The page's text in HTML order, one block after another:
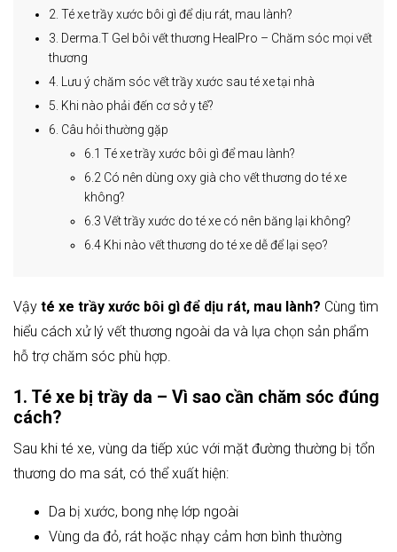
2. Té xe trầy xước bôi gì để dịu rát, mau lành?
3. Derma.T Gel bôi vết thương HealPro – Chăm sóc mọi vết
thương
4. Lưu ý chăm sóc vết trầy xước sau té xe tại nhà
5. Khi nào phải đến cơ sở y tế?
6. Câu hỏi thường gặp
6.1 Té xe trầy xước bôi gì để mau lành?
6.2 Có nên dùng oxy già cho vết thương do té xe
không?
6.3 Vết trầy xước do té xe có nên băng lại không?
6.4 Khi nào vết thương do té xe dễ để lại sẹo?
Vậy té xe trầy xước bôi gì để dịu rát, mau lành? Cùng tìm
hiểu cách xử lý vết thương ngoài da và lựa chọn sản phẩm
hỗ trợ chăm sóc phù hợp.
1. Té xe bị trầy da – Vì sao cần chăm sóc đúng
cách?
Sau khi té xe, vùng da tiếp xúc với mặt đường thường bị tổn
thương do ma sát, có thể xuất hiện:
Da bị xước, bong nhẹ lớp ngoài
Vùng da đỏ, rát hoặc nhạy cảm hơn bình thường